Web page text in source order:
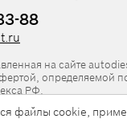
88
на сайте
определяемой
РФ.
файлы cookie,